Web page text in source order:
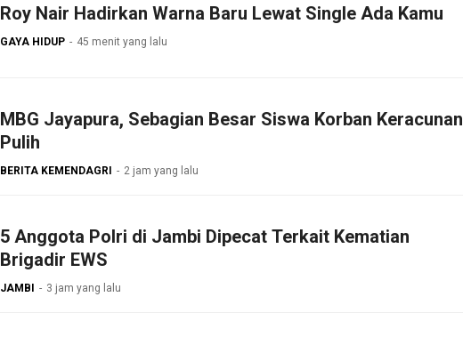
Roy Nair Hadirkan Warna Baru Lewat Single Ada Kamu
GAYA HIDUP 45 menit yang lalu
MBG Jayapura, Sebagian Besar Siswa Korban Keracunan
Pulih
BERITA KEMENDAGRI 2 jam yang lalu
5 Anggota Polri di Jambi Dipecat Terkait Kematian
Brigadir EWS
JAMBI 3 jam yang lalu